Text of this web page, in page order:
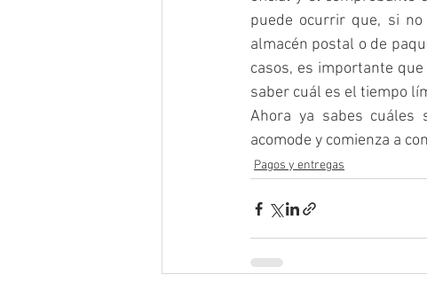
puede ocurrir que, si
almacén postal o de
casos, es importante
saber cuál es el tiempo
Ahora ya sabes cuáles
acomode y comienza a
Pagos y entregas